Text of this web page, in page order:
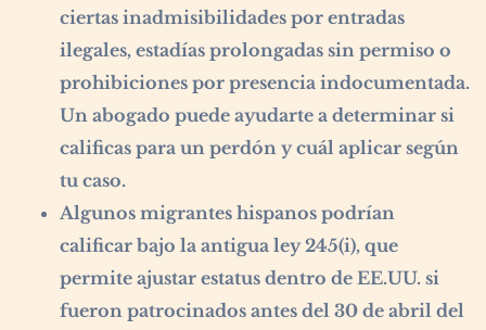
ciertas inadmisibilidades por entradas
ilegales, estadías prolongadas sin permiso o
prohibiciones por presencia indocumentada.
Un abogado puede ayudarte a determinar si
calificas para un perdón y cuál aplicar según
tu caso.
Algunos migrantes hispanos podrían
calificar bajo la antigua ley 245(i), que
permite ajustar estatus dentro de EE.UU. si
fueron patrocinados antes del 30 de abril del